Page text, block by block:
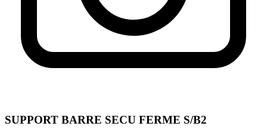
SUPPORT BARRE SECU FERME S/B2